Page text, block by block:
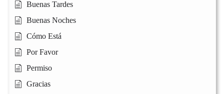
Buenas Tardes
Buenas Noches
Cómo Está
Por Favor
Permiso
Gracias